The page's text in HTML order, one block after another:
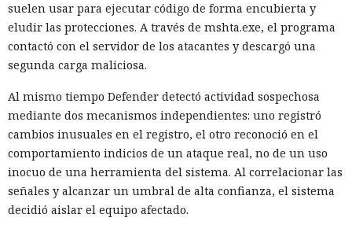
suelen usar para ejecutar código de forma encubierta y
eludir las protecciones. A través de mshta.exe, el programa
contactó con el servidor de los atacantes y descargó una
segunda carga maliciosa.
Al mismo tiempo Defender detectó actividad sospechosa
mediante dos mecanismos independientes: uno registró
cambios inusuales en el registro, el otro reconoció en el
comportamiento indicios de un ataque real, no de un uso
inocuo de una herramienta del sistema. Al correlacionar las
señales y alcanzar un umbral de alta confianza, el sistema
decidió aislar el equipo afectado.